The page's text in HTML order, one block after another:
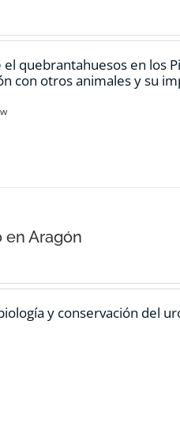
quebrantahuesos en los
con otros animales y su
en Aragón
y conservación del